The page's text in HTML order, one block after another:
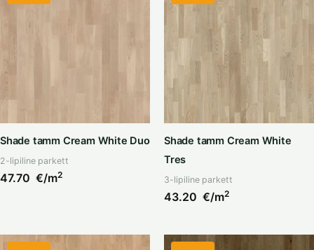
Shade tamm Cream White Duo
2-lipiline parkett
47.70 €/m2
Shade tamm Cream White
Tres
3-lipiline parkett
43.20 €/m2